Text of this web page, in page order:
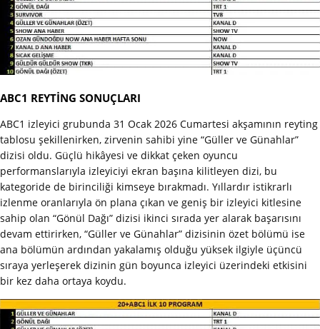
ABC1 REYTİNG SONUÇLARI
ABC1 izleyici grubunda 31 Ocak 2026 Cumartesi akşamının reyting
tablosu şekillenirken, zirvenin sahibi yine “Güller ve Günahlar”
dizisi oldu. Güçlü hikâyesi ve dikkat çeken oyuncu
performanslarıyla izleyiciyi ekran başına kilitleyen dizi, bu
kategoride de birinciliği kimseye bırakmadı. Yıllardır istikrarlı
izlenme oranlarıyla ön plana çıkan ve geniş bir izleyici kitlesine
sahip olan “Gönül Dağı” dizisi ikinci sırada yer alarak başarısını
devam ettirirken, “Güller ve Günahlar” dizisinin özet bölümü ise
ana bölümün ardından yakalamış olduğu yüksek ilgiyle üçüncü
sıraya yerleşerek dizinin gün boyunca izleyici üzerindeki etkisini
bir kez daha ortaya koydu.